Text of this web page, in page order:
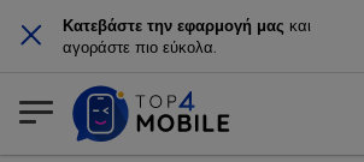
× Κατεβάστε την εφαρμογή μας και
αγοράστε πιο εύκολα.